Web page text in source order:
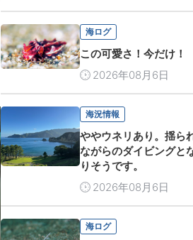
海ログ
この可愛さ！今だけ！
2026年08月6日
海況情報
ややウネリあり。揺ら
ながらのダイビングと
りそうです。
2026年08月6日
海ログ